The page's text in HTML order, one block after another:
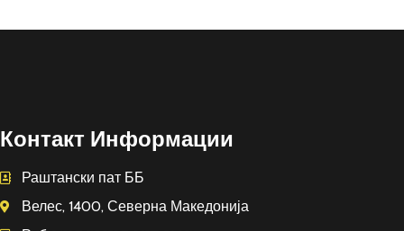
Контакт Информации
Раштански пат ББ
Велес, 1400, Северна Македонија